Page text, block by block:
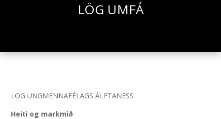
LÖG UMFÁ
LÖG UNGMENNAFÉLAGS ÁLFTANESS
Heiti og markmið